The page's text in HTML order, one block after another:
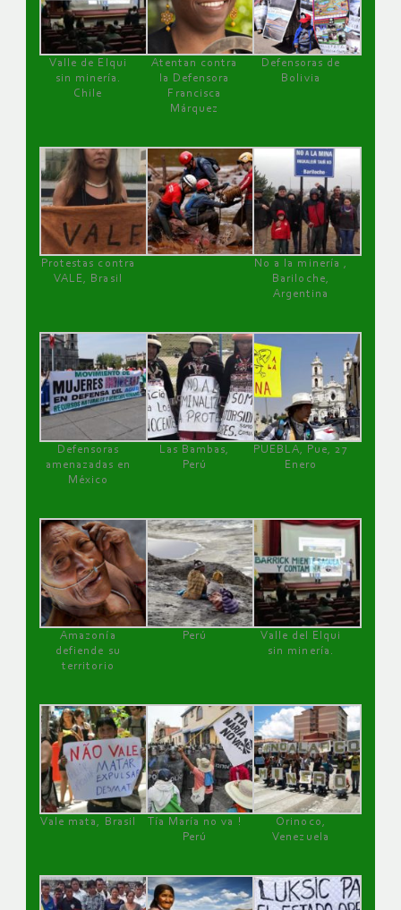
Valle de Elqui
sin minería.
Chile
Atentan contra
la Defensora
Francisca
Márquez
Defensoras de
Bolivia
Protestas contra
VALE, Brasil
No a la minería ,
Bariloche,
Argentina
Defensoras
amenazadas en
México
Las Bambas,
Perú
PUEBLA, Pue, 27
Enero
Amazonía
defiende su
territorio
Perú
Valle del Elqui
sin minería.
Vale mata, Brasil
Tía María no va !
Perú
Orinoco,
Venezuela